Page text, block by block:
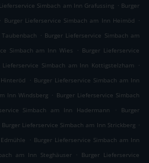
Simbach am Inn Grafussing . Burger
. Burger Lieferservice Simbach am Inn Heimöd .
. Burger Lieferservice Simbach am
Simbach am Inn Wies . Burger Lieferservice
Lieferservice Simbach am Inn Kottigstelzham
.
. Burger Lieferservice Simbach am Inn
Inn Windsberg . Burger Lieferservice Simbach
Simbach am Inn Hadermann .
Burger
Burger Lieferservice Simbach am Inn Strickberg .
. Burger Lieferservice Simbach am Inn
am Inn Steghäuser . Burger Lieferservice